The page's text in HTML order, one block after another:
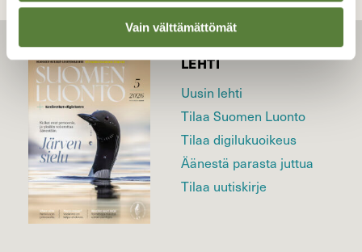
Vain välttämättömät
LEHTI
Uusin lehti
Tilaa Suomen Luonto
Tilaa digilukuoikeus
Äänestä parasta juttua
Tilaa uutiskirje